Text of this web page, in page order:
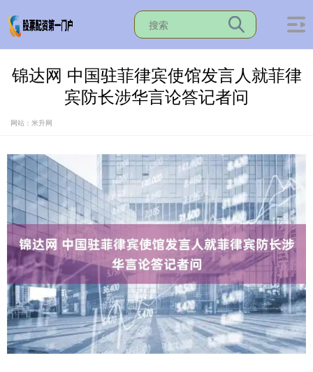
锦达网 中国驻菲律宾使馆发言人就菲律
宾防长涉华言论答记者问
网站：米升网